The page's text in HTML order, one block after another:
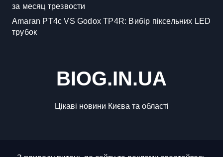
за месяц трезвости
Amaran PT4c VS Godox TP4R: Вибір піксельних LED
трубок
BIOG.IN.UA
Цікаві новини Києва та області